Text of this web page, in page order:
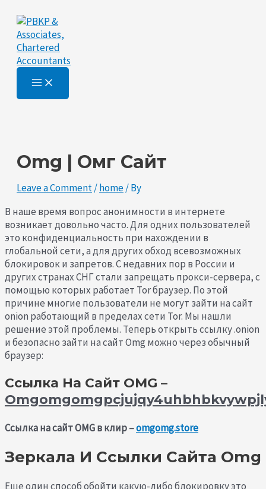
content
Omg | Омг Сайт
Leave a Comment/home/ By
В наше время вопрос анонимности в интернете
возникает довольно часто. Для одних пользователей
это конфиденциальность при нахождении в
глобальной сети, а для других обход всевозможных
блокировок и запретов. С недавних пор в России и
других странах СНГ стали запрещать прокси-сервера, с
помощью которых работает Tor браузер. По этой
причине многие пользователи не могут зайти на сайт
onion работающий в пределах сети Tor. Мы нашли
решение этой проблемы. Теперь открыть ссылку .onion
и безопасно зайти на сайт Omg можно через обычный
браузер:
Ссылка На Сайт OMG –
Ссылка на сайт OMG в клир –omgomg.store
Зеркала И Ссылки Сайта Omg
Еще один способ обойти какую-либо блокировку это
navigation
here..